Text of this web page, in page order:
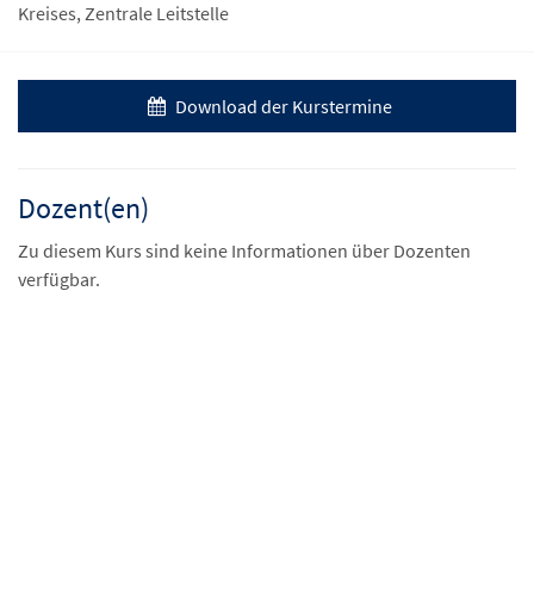
Kreises, Zentrale Leitstelle
Download der Kurstermine
Dozent(en)
Zu diesem Kurs sind keine Informationen über Dozenten
verfügbar.